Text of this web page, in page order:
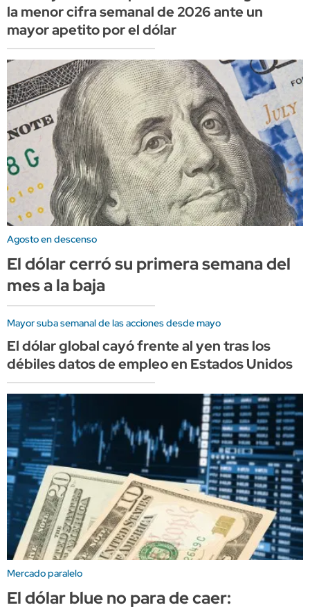
la menor cifra semanal de 2026 ante un
mayor apetito por el dólar
Agosto en descenso
El dólar cerró su primera semana del
mes a la baja
Mayor suba semanal de las acciones desde mayo
El dólar global cayó frente al yen tras los
débiles datos de empleo en Estados Unidos
Mercado paralelo
El dólar blue no para de caer: